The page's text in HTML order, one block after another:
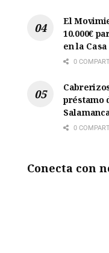
El
10.000€
en la
0
préstamo
0
Conecta con